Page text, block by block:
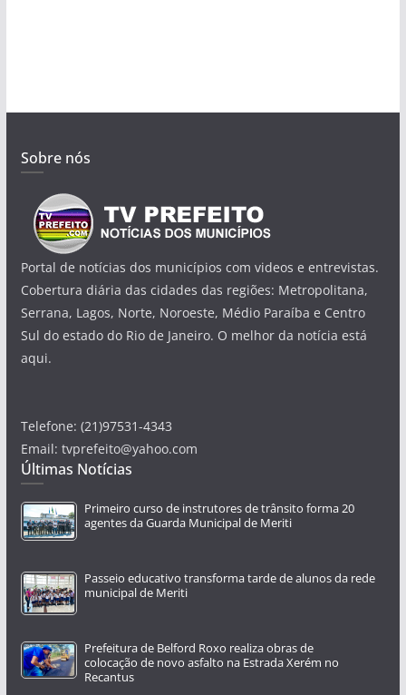
Sobre nós
Portal de notícias dos municípios com videos e entrevistas.
Cobertura diária das cidades das regiões: Metropolitana,
Serrana, Lagos, Norte, Noroeste, Médio Paraíba e Centro
Sul do estado do Rio de Janeiro. O melhor da notícia está
aqui.
Telefone: (21)97531-4343
Email: tvprefeito@yahoo.com
Últimas Notícias
Primeiro curso de instrutores de trânsito forma 20
agentes da Guarda Municipal de Meriti
Passeio educativo transforma tarde de alunos da rede
municipal de Meriti
Prefeitura de Belford Roxo realiza obras de
colocação de novo asfalto na Estrada Xerém no
Recantus